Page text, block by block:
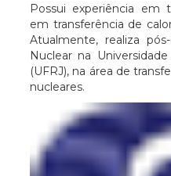
Possui experiência em
em transferência de
Atualmente, realiza
Nuclear na
(UFRJ), na área de
nucleares.